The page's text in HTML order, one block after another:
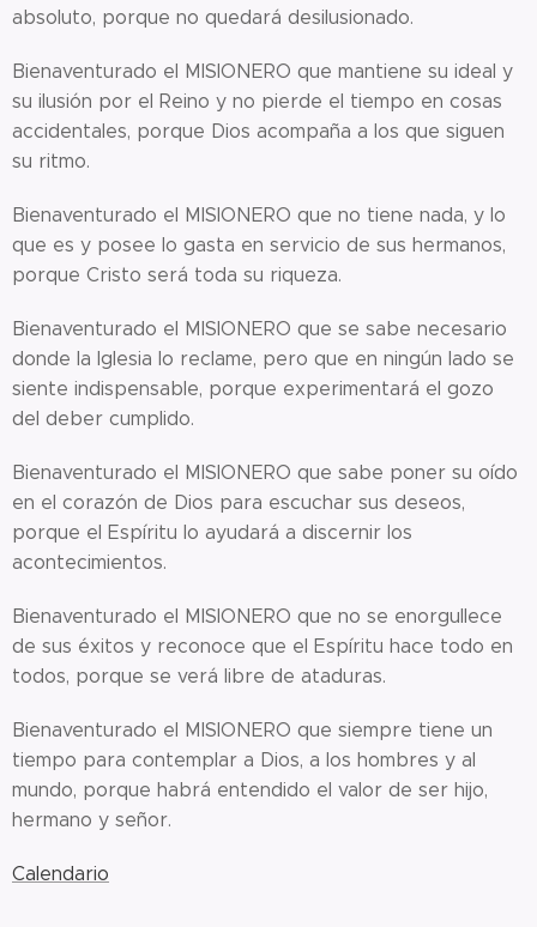
absoluto, porque no quedará desilusionado.
Bienaventurado el MISIONERO que mantiene su ideal y
su ilusión por el Reino y no pierde el tiempo en cosas
accidentales, porque Dios acompaña a los que siguen
su ritmo.
Bienaventurado el MISIONERO que no tiene nada, y lo
que es y posee lo gasta en servicio de sus hermanos,
porque Cristo será toda su riqueza.
Bienaventurado el MISIONERO que se sabe necesario
donde la Iglesia lo reclame, pero que en ningún lado se
siente indispensable, porque experimentará el gozo
del deber cumplido.
Bienaventurado el MISIONERO que sabe poner su oído
en el corazón de Dios para escuchar sus deseos,
porque el Espíritu lo ayudará a discernir los
acontecimientos.
Bienaventurado el MISIONERO que no se enorgullece
de sus éxitos y reconoce que el Espíritu hace todo en
todos, porque se verá libre de ataduras.
Bienaventurado el MISIONERO que siempre tiene un
tiempo para contemplar a Dios, a los hombres y al
mundo, porque habrá entendido el valor de ser hijo,
hermano y señor.
Calendario